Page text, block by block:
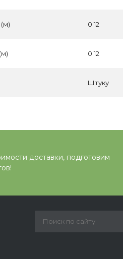
0.12
0.12
Штуку
доставки, подготовим